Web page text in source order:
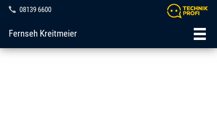
08139 6600
Fernseh Kreitmeier